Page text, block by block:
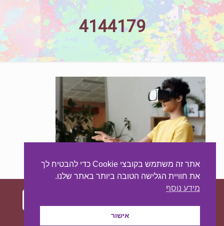
4144179
עיצוב ובניית האתר:מאסטר סייט - יצירת נוכחות
אתר זה משתמש בקובצי Cookie כדי להבטיח לך
את חוויית הגלישה הטובה ביותר באתר שלנו.
מידע נוסף
אישור